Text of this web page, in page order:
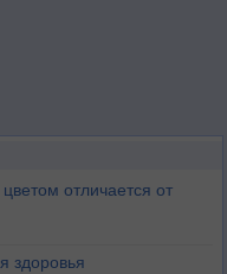
отличается от
здоровья